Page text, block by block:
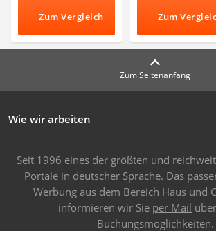
Zum Vergleich Zum
Zum Seitenanfang
Wie wir arbeiten
Seit 1996 eines der größten und
Portale in deutscher Sprache. Das
Werbung aus dem Bereich Haus und
informieren wir Sie per Mail
Buchungsmöglichkeiten.